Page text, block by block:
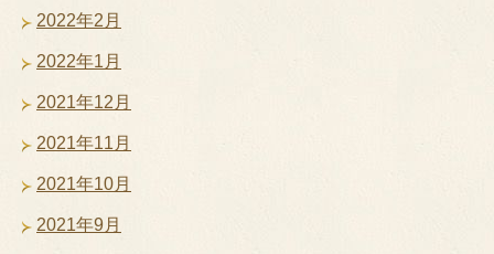
2022年2月
2022年1月
2021年12月
2021年11月
2021年10月
2021年9月